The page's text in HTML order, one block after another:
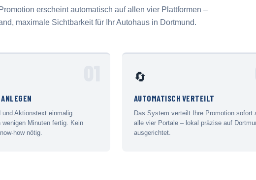
erscheint automatisch auf allen vier Plattformen –
maximale Sichtbarkeit für Ihr Autohaus in Dortmund.
und Aktionstext einmalig
wenigen Minuten fertig. Kein
how nötig.
🔄
AUTOMATISCH VERTEILT
Das System verteilt Ihre Promotion sofort
alle vier Portale – lokal präzise auf
ausgerichtet.